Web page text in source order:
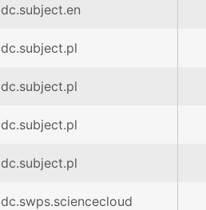
dc.subject.en
dc.subject.pl
dc.subject.pl
dc.subject.pl
dc.subject.pl
dc.swps.sciencecloud